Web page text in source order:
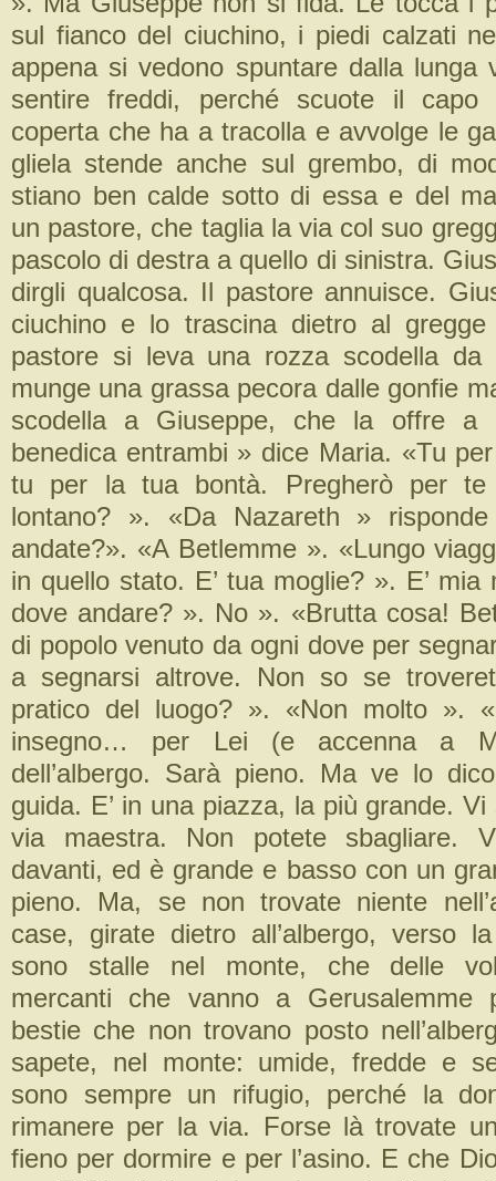
sul fianco del ciuchino, i piedi calzati
appena si vedono spuntare dalla lunga
sentire freddi, perché scuote il
coperta che ha a tracolla e avvolge le
gliela stende anche sul grembo, di
stiano ben calde sotto di essa e del
un pastore, che taglia la via col suo
pascolo di destra a quello di sinistra.
dirgli qualcosa. Il pastore annuisce.
ciuchino e lo trascina dietro al
pastore si leva una rozza scodella da
munge una grassa pecora dalle gonfie
scodella a Giuseppe, che la offre a
benedica entrambi » dice Maria. «Tu
tu per la tua bontà. Pregherò per
lontano? ». «Da Nazareth »
andate?». «A Betlemme ». «Lungo
in quello stato. E’ tua moglie? ». E’ mia
dove andare? ». No ». «Brutta cosa!
di popolo venuto da ogni dove per
a segnarsi altrove. Non so se
pratico del luogo? ». «Non molto ».
insegno… per Lei (e accenna a
dell’albergo. Sarà pieno. Ma ve lo
guida. E’ in una piazza, la più grande.
via maestra. Non potete sbagliare.
davanti, ed è grande e basso con un
pieno. Ma, se non trovate niente
case, girate dietro all’albergo, verso
sono stalle nel monte, che delle
mercanti che vanno a Gerusalemme
bestie che non trovano posto
sapete, nel monte: umide, fredde e
sono sempre un rifugio, perché la
rimanere per la via. Forse là trovate
fieno per dormire e per l’asino. E che